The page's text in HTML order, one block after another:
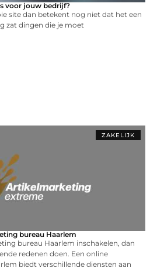
voor jouw bedrijf?
site dan betekent nog niet dat het een
zat dingen die je moet
ZAKELIJK
bureau Haarlem
bureau Haarlem inschakelen, dan
redenen doen. Een online
biedt verschillende diensten aan